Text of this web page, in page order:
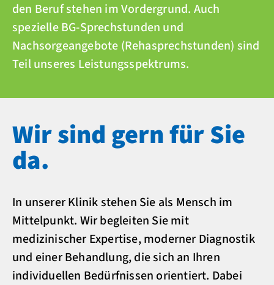
den Beruf stehen im Vordergrund. Auch
spezielle BG-Sprechstunden und
Nachsorgeangebote (Rehasprechstunden) sind
Teil unseres Leistungsspektrums.
Wir sind gern für Sie
da.
In unserer Klinik stehen Sie als Mensch im
Mittelpunkt. Wir begleiten Sie mit
medizinischer Expertise, moderner Diagnostik
und einer Behandlung, die sich an Ihren
individuellen Bedürfnissen orientiert. Dabei